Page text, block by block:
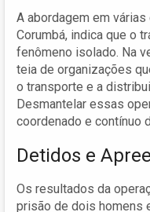
A abordagem em
Corumbá, indica que o
fenômeno isolado. Na
teia de organizações
o transporte e a
Desmantelar essas
coordenado e contínuo
Detidos e
Os resultados da
prisão de dois homens